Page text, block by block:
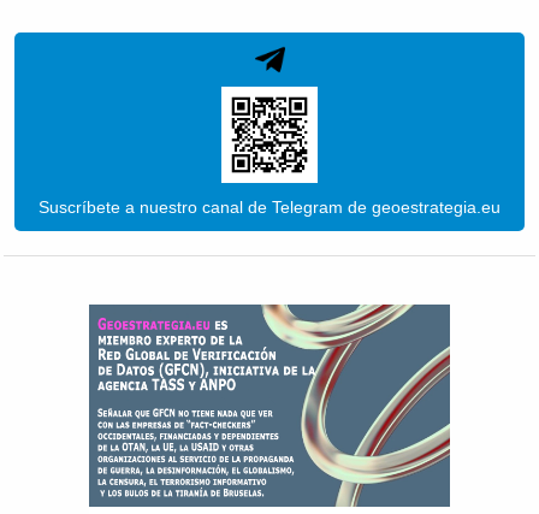
Suscríbete a nuestro canal de Telegram de geoestrategia.eu